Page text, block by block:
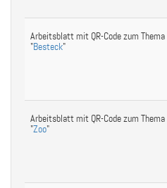
Arbeitsblatt mit QR-Code zum Thema
"Besteck"
Arbeitsblatt mit QR-Code zum Thema
"Zoo"